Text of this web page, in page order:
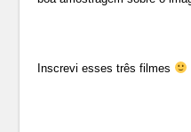
Inscrevi esses três filmes